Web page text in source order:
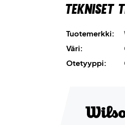
Tekniset
Tuotemerkki:
Väri:
Otetyyppi: